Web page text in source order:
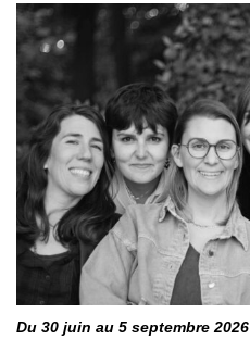
Du 30 juin au 5 septembre 2026